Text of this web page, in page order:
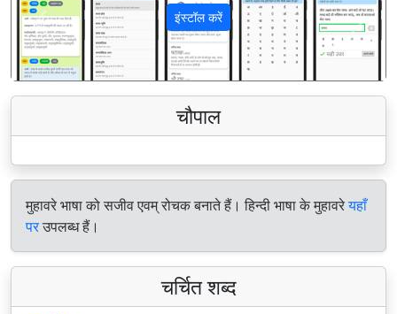
इंस्टॉल करें
पिछला अगला
चौपाल
मुहावरे भाषा को सजीव एवम् रोचक बनाते हैं। हिन्दी भाषा के मुहावरेयहाँ
परउपलब्ध हैं।
चर्चित शब्द